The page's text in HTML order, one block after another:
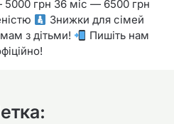
грн 36 міс — 6500 грн
Знижки для сімей
з дітьми!
Пишіть нам